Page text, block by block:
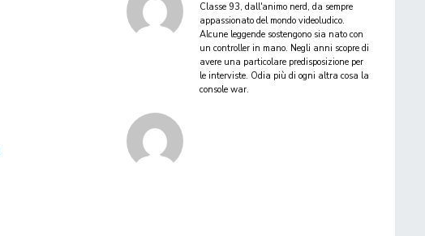
Classe 93, dall'animo nerd, da sempre
appassionato del mondo videoludico.
Alcune leggende sostengono sia nato con
un controller in mano. Negli anni scopre di
avere una particolare predisposizione per
le interviste. Odia più di ogni altra cosa la
console war.